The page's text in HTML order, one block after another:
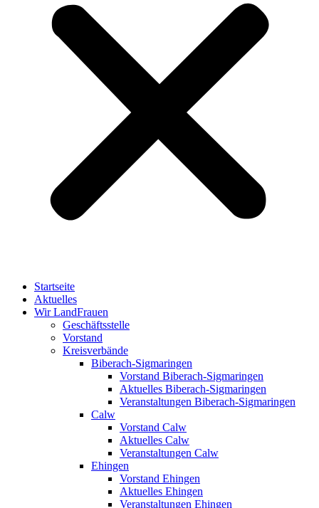
Startseite
Aktuelles
Wir LandFrauen
Geschäftsstelle
Vorstand
Kreisverbände
Biberach-Sigmaringen
Vorstand Biberach-Sigmaringen
Aktuelles Biberach-Sigmaringen
Veranstaltungen Biberach-Sigmaringen
Calw
Vorstand Calw
Aktuelles Calw
Veranstaltungen Calw
Ehingen
Vorstand Ehingen
Aktuelles Ehingen
Veranstaltungen Ehingen